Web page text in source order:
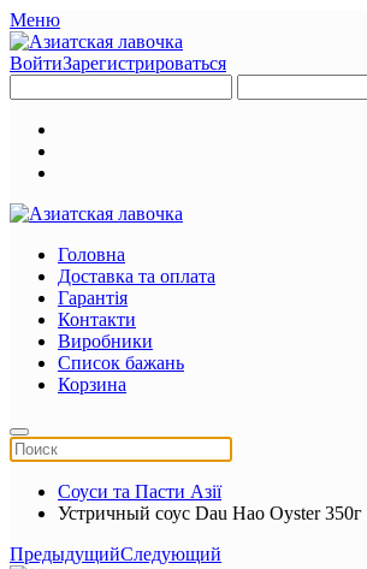
Меню
ВойтиЗарегистрироваться
Головна
Доставка та оплата
Гарантія
Контакти
Виробники
Список бажань
Корзина
Соуси та Пасти Азії
Устричный соус Dau Hao Oyster
ПредыдущийСледующий